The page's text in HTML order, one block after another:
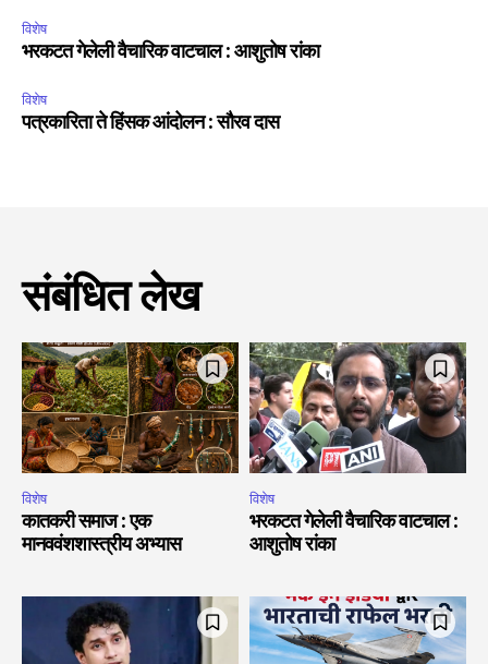
विशेष
भरकटत गेलेली वैचारिक वाटचाल : आशुतोष रांका
विशेष
पत्रकारिता ते हिंसक आंदोलन : सौरव दास
संबंधित लेख
विशेष
कातकरी समाज : एक
मानववंशशास्त्रीय अभ्यास
विशेष
भरकटत गेलेली वैचारिक वाटचाल :
आशुतोष रांका